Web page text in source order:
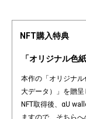
NFT購入特典
「オリジナル色
本作の「オリジナ
大データ）」を贈呈
NFT取得後、αU
ますので、そちらへ